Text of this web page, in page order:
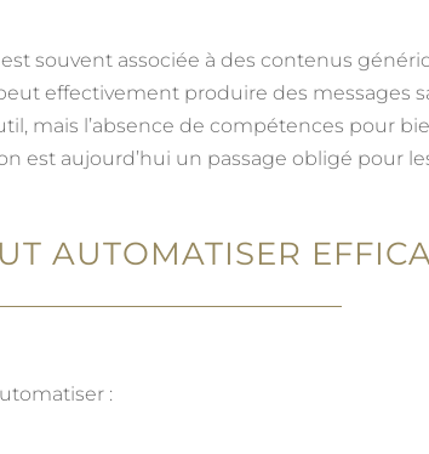
souvent associée à des contenus
peut effectivement produire des messages
mais l’absence de compétences pour
est aujourd’hui un passage obligé pour
AUTOMATISER
: